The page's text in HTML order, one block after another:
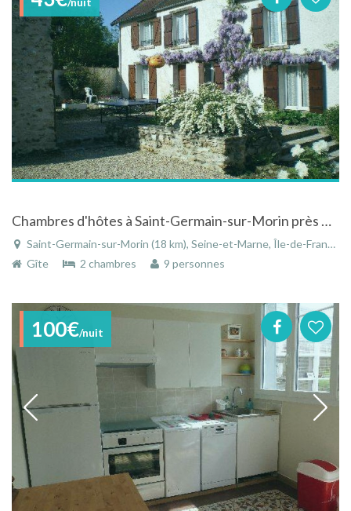
Chambres d'hôtes à Saint-Germain-sur-Morin près Disneyland et Paris en Seine et Marne
Saint-Germain-sur-Morin (18 km), Seine-et-Marne, Île-de-France, France
Gîte
2 chambres 9 personnes
100€/nuit